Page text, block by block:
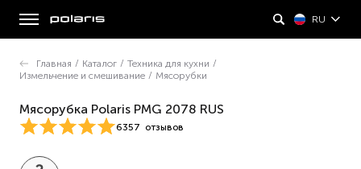
RU
Главная / Каталог / Техника для кухни /
Измельчение и смешивание / Мясорубки
Мясорубка Polaris PMG 2078 RUS
6357 отзывов